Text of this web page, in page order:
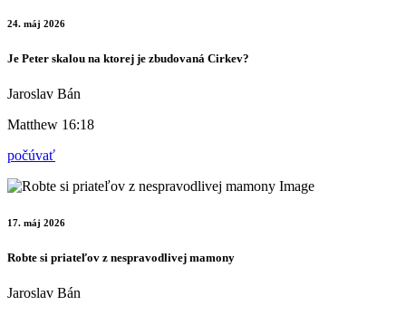
24. máj 2026
Je Peter skalou na ktorej je zbudovaná Cirkev?
Jaroslav Bán
Matthew 16:18
počúvať
17. máj 2026
Robte si priateľov z nespravodlivej mamony
Jaroslav Bán